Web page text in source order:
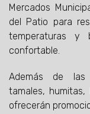
Mercados
del Patio para
temperaturas y
confortable.
Además de las
tamales,
ofrecerán